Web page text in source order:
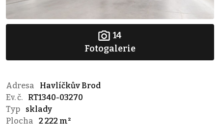
14
Fotogalerie
Adresa
Havlíčkův Brod
Ev. č.
RT1340-03270
Typ
sklady
Plocha
2 222 m²